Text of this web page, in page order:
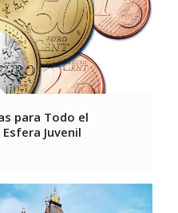
para Todo el
Juvenil